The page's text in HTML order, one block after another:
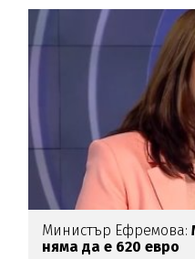
Министър Ефремова:
няма да е 620 евро